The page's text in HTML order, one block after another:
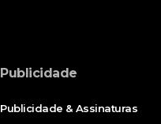
Publicidade
Publicidade & Assinaturas